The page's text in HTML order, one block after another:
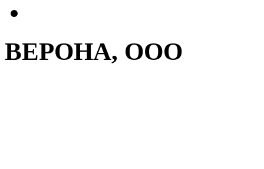
ВЕРОНА, ООО